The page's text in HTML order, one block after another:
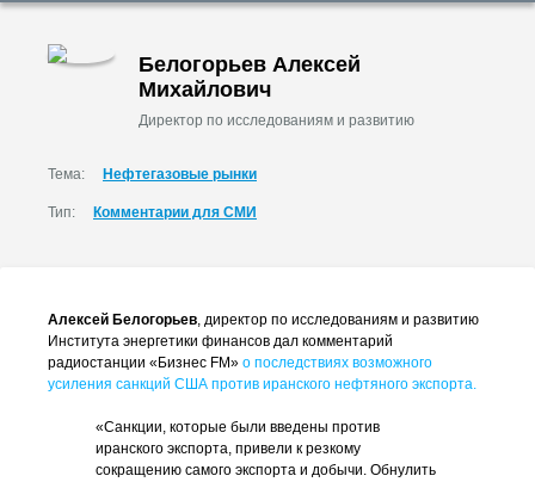
Белогорьев Алексей
Михайлович
Директор по исследованиям и развитию
Тема: Нефтегазовые рынки
Тип: Комментарии для СМИ
Алексей Белогорьев, директор по исследованиям и развитию
Института энергетики финансов дал комментарий
радиостанции «Бизнес FM» о последствиях возможного
усиления санкций США против иранского нефтяного экспорта.
«Санкции, которые были введены против
иранского экспорта, привели к резкому
сокращению самого экспорта и добычи. Обнулить